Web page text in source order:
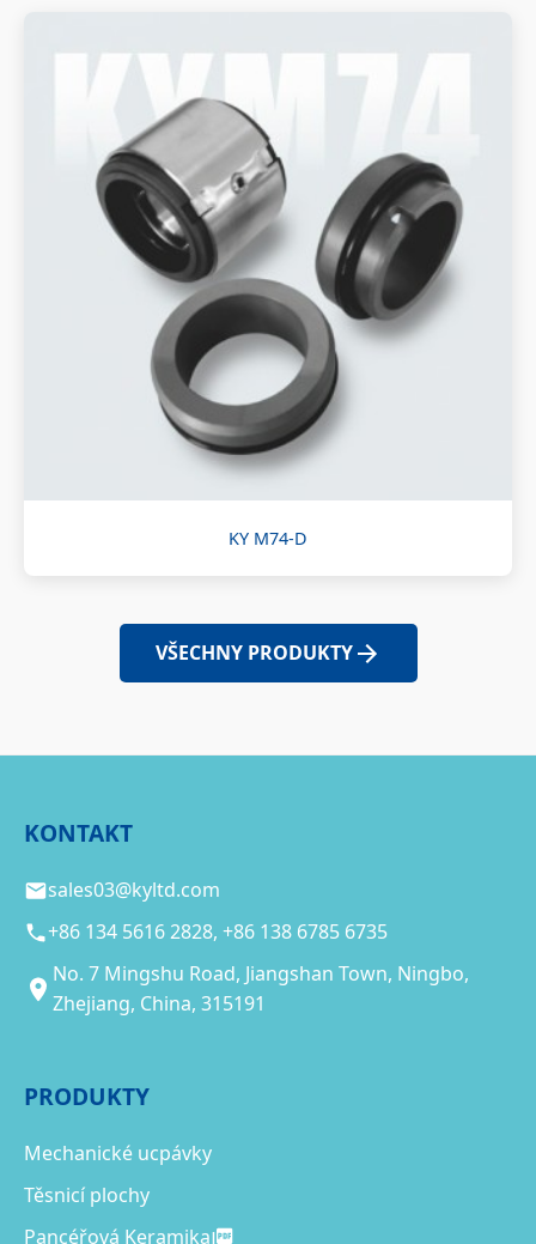
KY M74-D
VŠECHNY PRODUKTY
KONTAKT
sales03@kyltd.com
+86 134 5616 2828, +86 138 6785 6735
No. 7 Mingshu Road, Jiangshan Town, Ningbo,
Zhejiang, China, 315191
PRODUKTY
Mechanické ucpávky
Těsnicí plochy
Pancéřová Keramika